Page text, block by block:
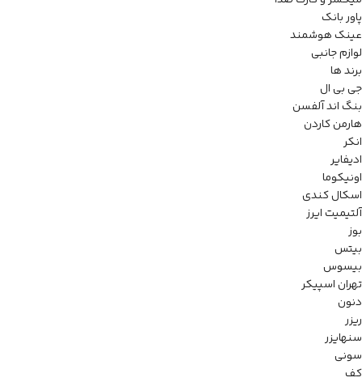
پاور بانک
عینک هوشمند
لوازم جانبی
برند ها
جی بی ال
بنگ اند آلفسن
هارمن کاردن
انکر
ادیفایر
اونیکوما
اسکال کندی
آلتیمیت ایرز
بوز
بیتس
بیسوس
تهران اسپیکر
دنون
ریزر
سنهایزر
سونی
کف